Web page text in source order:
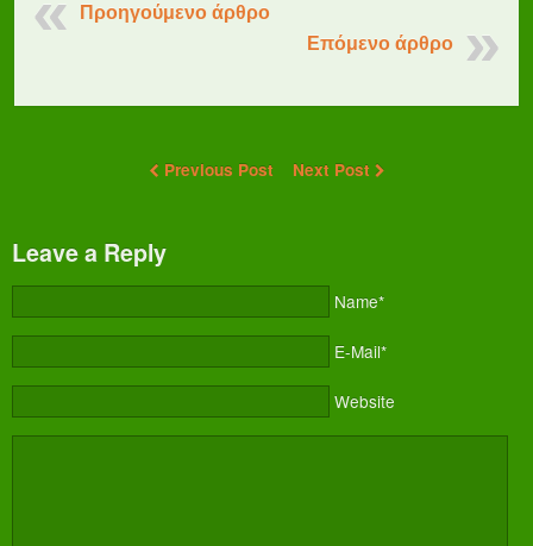
Προηγούμενο άρθρο
Επόμενο άρθρο
Previous Post Next Post
Leave a Reply
Name*
E-Mail*
Website